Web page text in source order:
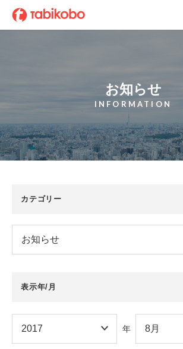
お知らせ
INFORMATION
カテゴリー
表示年/月
年